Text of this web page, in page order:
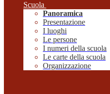
Scuola
Panoramica
Presentazione
I luoghi
Le persone
I numeri della scuola
Le carte della scuola
Organizzazione